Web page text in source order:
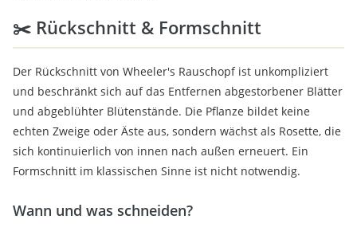
✂️ Rückschnitt & Formschnitt
Der Rückschnitt von Wheeler's Rauschopf ist unkompliziert
und beschränkt sich auf das Entfernen abgestorbener Blätter
und abgeblühter Blütenstände. Die Pflanze bildet keine
echten Zweige oder Äste aus, sondern wächst als Rosette, die
sich kontinuierlich von innen nach außen erneuert. Ein
Formschnitt im klassischen Sinne ist nicht notwendig.
Wann und was schneiden?